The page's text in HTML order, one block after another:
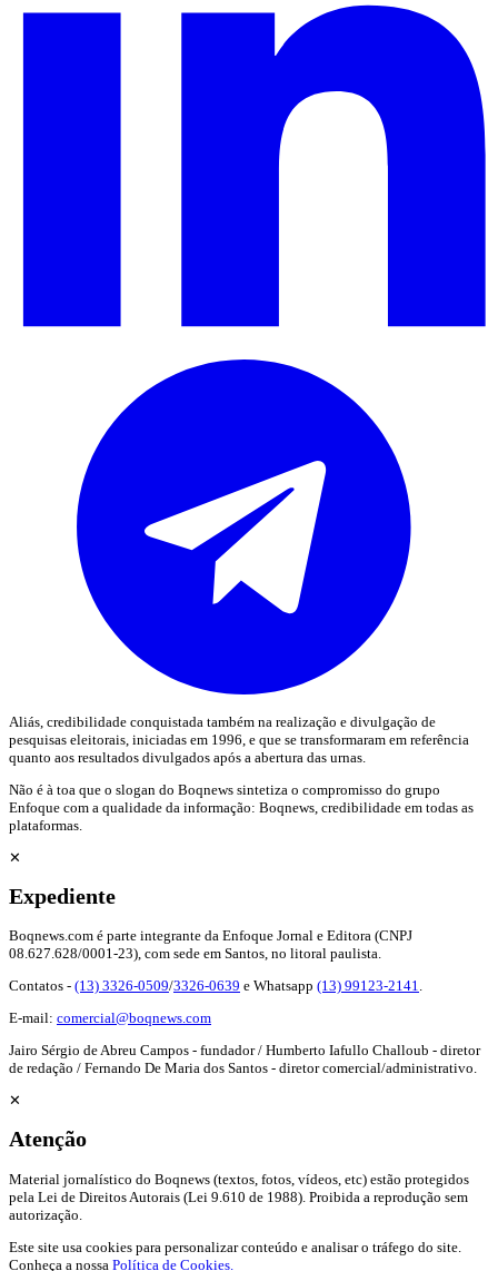
Aliás, credibilidade conquistada também na realização e divulgação de
pesquisas eleitorais, iniciadas em 1996, e que se transformaram em referência
quanto aos resultados divulgados após a abertura das urnas.
Não é à toa que o slogan do Boqnews sintetiza o compromisso do grupo
Enfoque com a qualidade da informação: Boqnews, credibilidade em todas as
plataformas.
✕
Expediente
Boqnews.com é parte integrante da Enfoque Jornal e Editora (CNPJ
08.627.628/0001-23), com sede em Santos, no litoral paulista.
Contatos - (13) 3326-0509/3326-0639 e Whatsapp (13) 99123-2141.
E-mail: comercial@boqnews.com
Jairo Sérgio de Abreu Campos - fundador / Humberto Iafullo Challoub - diretor
de redação / Fernando De Maria dos Santos - diretor comercial/administrativo.
✕
Atenção
Material jornalístico do Boqnews (textos, fotos, vídeos, etc) estão protegidos
pela Lei de Direitos Autorais (Lei 9.610 de 1988). Proibida a reprodução sem
autorização.
Este site usa cookies para personalizar conteúdo e analisar o tráfego do site.
Conheça a nossa Política de Cookies.